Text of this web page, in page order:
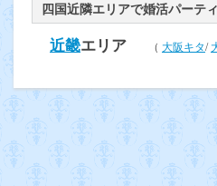
四国近隣エリアで婚活パーテ
近畿エリア （ 大阪キタ/